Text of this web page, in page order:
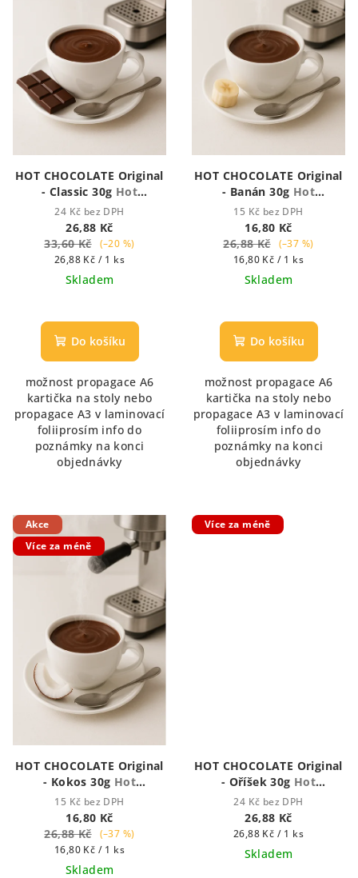
HOT CHOCOLATE Original
- Classic 30g Hot
Chocolate - Houstnoucí
krémová čokoláda
24 Kč bez DPH
26,88 Kč
33,60 Kč
(–20 %)
Měrná
cena:
26,88 Kč / 1 ks
Skladem
Do košíku
možnost propagace A6
kartička na stoly nebo
propagace A3 v laminovací
foliiprosím info do
poznámky na konci
objednávky
HOT CHOCOLATE Original
- Banán 30g Hot
Chocolate - Houstnoucí
krémová čokoláda
15 Kč bez DPH
16,80 Kč
26,88 Kč
(–37 %)
Měrná
cena:
16,80 Kč / 1 ks
Skladem
hodnocení
produktu
z
5
hvězdiček.
Do košíku
možnost propagace A6
kartička na stoly nebo
propagace A3 v laminovací
foliiprosím info do
poznámky na konci
objednávky
Akce
Více za méně
HOT CHOCOLATE Original
- Kokos 30g Hot
Chocolate - Houstnoucí
krémová čokoláda
15 Kč bez DPH
16,80 Kč
26,88 Kč
(–37 %)
Měrná
cena:
16,80 Kč / 1 ks
Skladem
Více za méně
HOT CHOCOLATE Original
- Oříšek 30g Hot
Chocolate - Houstnoucí
krémová čokoláda
24 Kč bez DPH
26,88 Kč
Měrná
cena:
26,88 Kč / 1 ks
Skladem